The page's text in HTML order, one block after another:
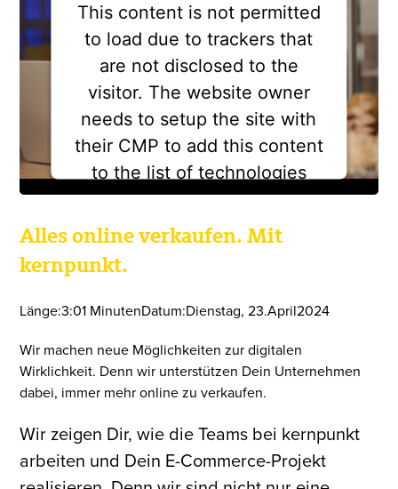
This content is not permitted
to load due to trackers that
are not disclosed to the
visitor. The website owner
needs to setup the site with
their CMP to add this content
to the list of technologies
used.
Management Platform
Alles online verkaufen. Mit
kernpunkt.
Länge:3:01 MinutenDatum:Dienstag,23.April2024
Wir machen neue Möglichkeiten zur digitalen
Wirklichkeit. Denn wir unterstützen Dein Unternehmen
dabei, immer mehr online zu verkaufen.
Wir zeigen Dir, wie die Teams bei kernpunkt
arbeiten und Dein E-Commerce-Projekt